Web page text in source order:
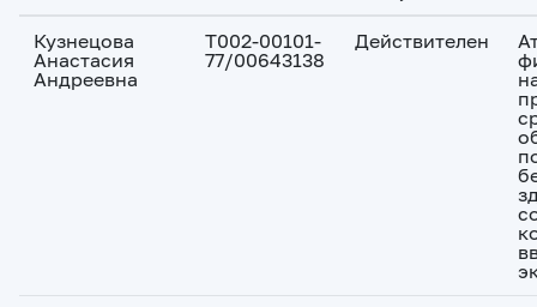
Кузнецова
Анастасия
Андреевна
Т002-00101-
77/00643138
Действителен